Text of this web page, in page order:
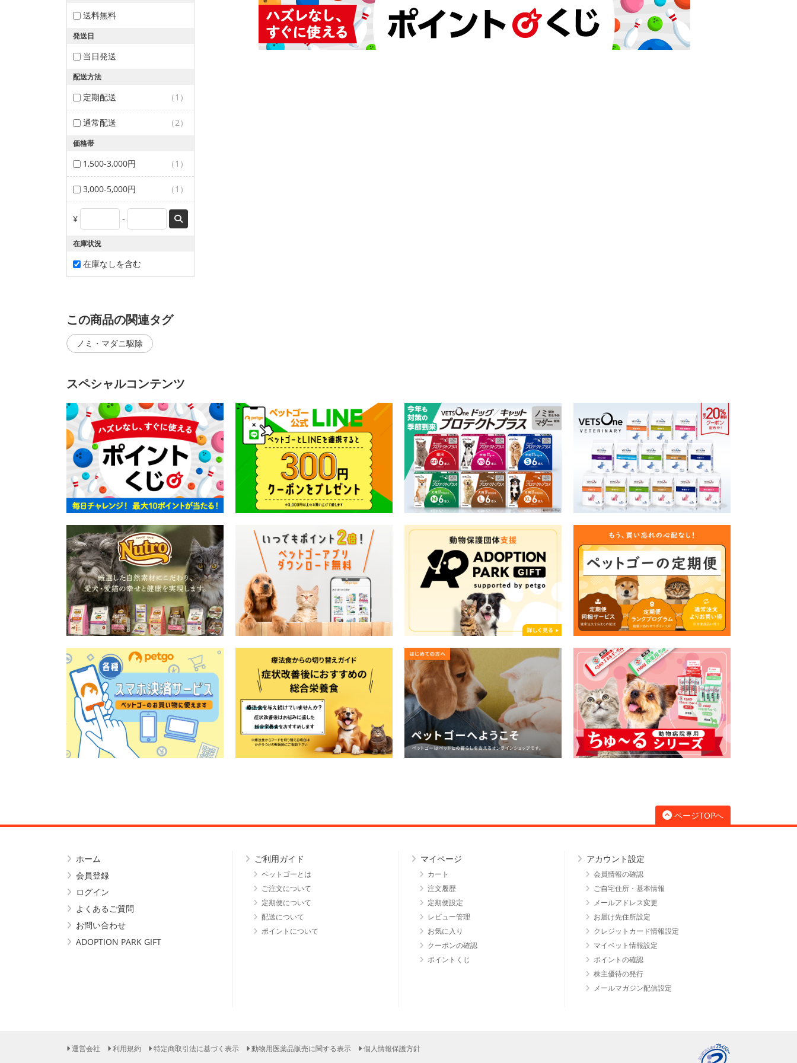
送料無料
発送日
当日発送
配送方法
定期配送 （1）
通常配送 （2）
価格帯
1,500-3,000円 （1）
3,000-5,000円 （1）
¥ -
在庫状況
在庫なしを含む
この商品の関連タグ
ノミ・マダニ駆除
スペシャルコンテンツ
ページTOPへ
ホーム
会員登録
ログイン
よくあるご質問
お問い合わせ
ADOPTION PARK GIFT
ご利用ガイド
ペットゴーとは
ご注文について
定期便について
配送について
ポイントについて
マイページ
カート
注文履歴
定期便設定
レビュー管理
お気に入り
クーポンの確認
ポイントくじ
アカウント設定
会員情報の確認
ご自宅住所・基本情報
メールアドレス変更
お届け先住所設定
クレジットカード情報設定
マイペット情報設定
ポイントの確認
株主優待の発行
メールマガジン配信設定
運営会社 利用規約 特定商取引法に基づく表示 動物用医薬品販売に関する表示 個人情報保護方針